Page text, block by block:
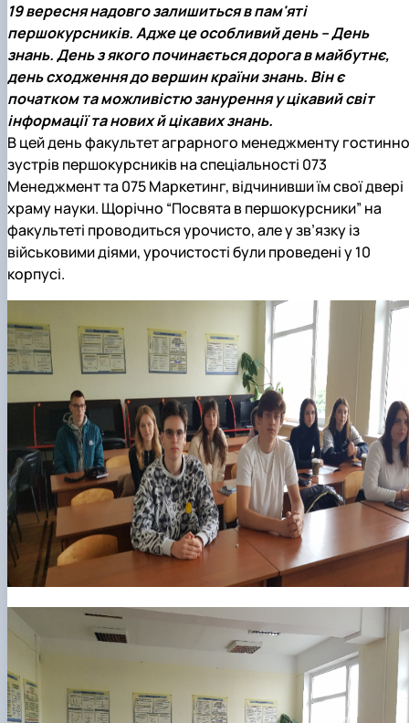
19 вересня надовго залишиться в пам'яті
першокурсників. Адже це особливий день – День
знань. День з якого починається дорога в майбутнє,
день сходження до вершин країни знань. Він є
початком та можливістю занурення у цікавий світ
інформації та нових й цікавих знань.
В цей день факультет аграрного менеджменту гостинно
зустрів першокурсників на спеціальності 073
Менеджмент та 075 Маркетинг, відчинивши їм свої двері
храму науки. Щорічно “Посвята в першокурсники” на
факультеті проводиться урочисто, але у зв’язку із
військовими діями, урочистості були проведені у 10
корпусі.